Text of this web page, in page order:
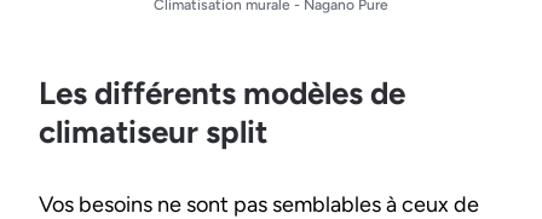
Climatisation murale - Nagano Pure
Les différents modèles de
climatiseur split
Vos besoins ne sont pas semblables à ceux de